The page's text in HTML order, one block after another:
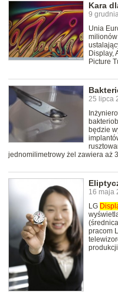
Kara
9
Unia
milionów
Display,
Picture
25 lipca
będzie
jednomilimetrowy żel zawiera aż
16 maja
LG
pracom